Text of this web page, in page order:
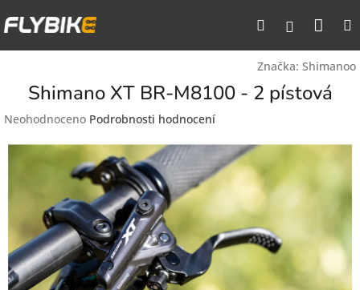
na
Hledat
Značka: Shimanoo
Shimano XT BR-M8100 - 2 pístová
Průměrné
produktu
hvězdiček.
Neohodnoceno Podrobnosti hodnocení